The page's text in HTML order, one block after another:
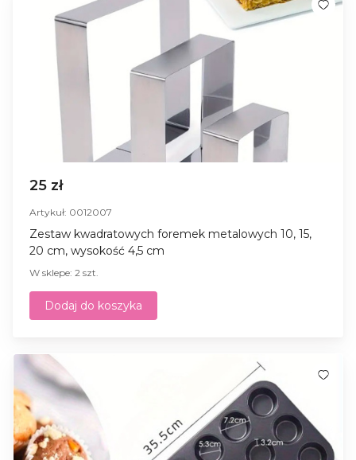
25 zł
Artykuł: 0012007
Zestaw kwadratowych foremek metalowych 10, 15,
20 cm, wysokość 4,5 cm
W sklepe: 2 szt.
Dodaj do koszyka